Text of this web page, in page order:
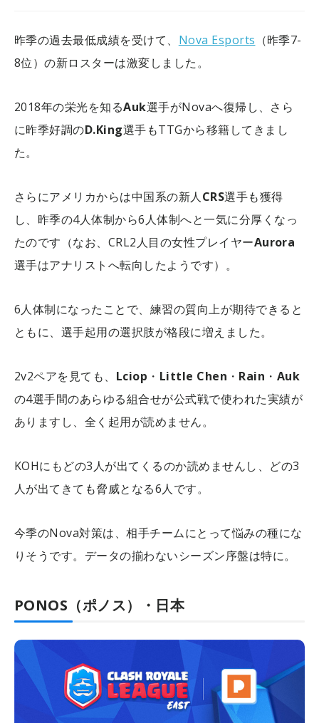
昨季の過去最低成績を受けて、 Nova Esports （昨季7-
8位）の新ロスターは激変しました。
2018年の栄光を知るAuk選手がNovaへ復帰し、さら
に昨季好調のD.King選手もTTGから移籍してきまし
た。
さらにアメリカからは中国系の新人CRS選手も獲得
し、昨季の4人体制から6人体制へと一気に分厚くなっ
たのです（なお、CRL2人目の女性プレイヤーAurora
選手はアナリストへ転向したようです）。
6人体制になったことで、練習の質向上が期待できると
ともに、選手起用の選択肢が格段に増えました。
2v2ペアを見ても、 Lciop ・ Little Chen ・ Rain ・ Auk
の4選手間のあらゆる組合せが公式戦で使われた実績が
ありますし、全く起用が読めません。
KOHにもどの3人が出てくるのか読めませんし、どの3
人が出てきても脅威となる6人です。
今季のNova対策は、相手チームにとって悩みの種にな
りそうです。データの揃わないシーズン序盤は特に。
PONOS（ポノス）・日本